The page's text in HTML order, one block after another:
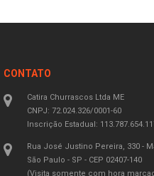
CONTATO
Catira Churrascos Ltda ME
CNPJ: 72.024.326/0001-60
Inscrição Estadual:
Rua José Justino Pereira, 330 -
São Paulo - SP - CEP 02407-140
(Visita somente com hora